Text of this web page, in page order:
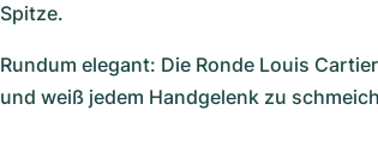
Spitze.
Rundum elegant: Die Ronde Louis
und weiß jedem Handgelenk zu